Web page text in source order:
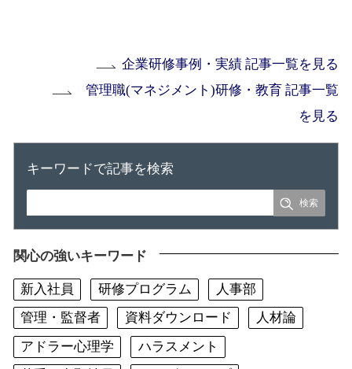
企業研修事例・実績 記事一覧を見る
管理職(マネジメント)研修・教育 記事一覧
を見る
キーワードで記事を検索
関心の強いキーワード
新入社員 研修プログラム
人事部
管理・監督者
資料ダウンロード
人材論
アドラー心理学
ハラスメント